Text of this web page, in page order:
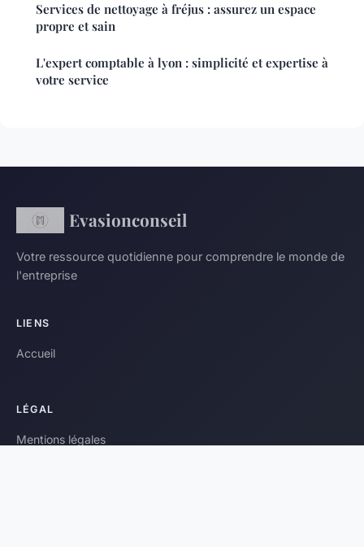
Services de nettoyage à fréjus : assurez un espace
propre et sain
L'expert comptable à lyon : simplicité et expertise à
votre service
Evasionconseil
Votre ressource quotidienne pour comprendre le monde de
l'entreprise
LIENS
Accueil
LÉGAL
Mentions légales